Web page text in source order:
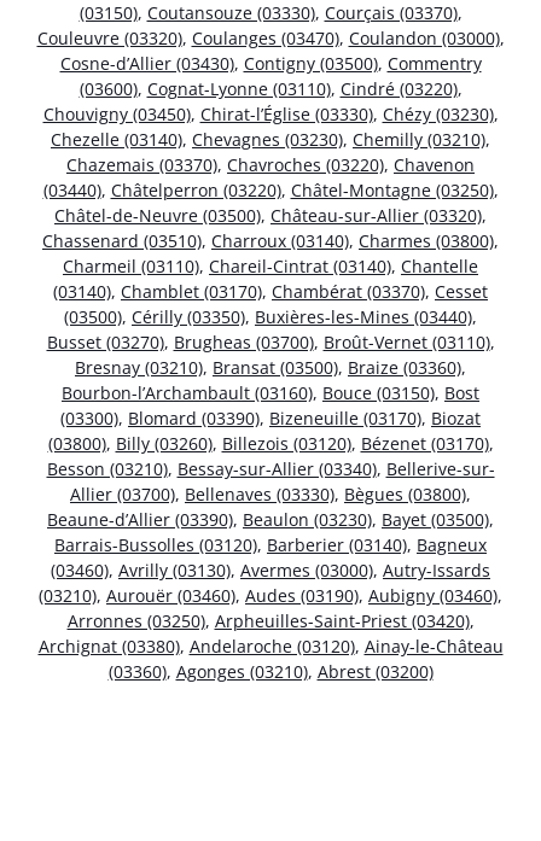
(03150), Coutansouze (03330), Courçais (03370),
Couleuvre (03320), Coulanges (03470), Coulandon (03000),
Cosne-d’Allier (03430), Contigny (03500), Commentry
(03600), Cognat-Lyonne (03110), Cindré (03220),
Chouvigny (03450), Chirat-l’Église (03330), Chézy (03230),
Chezelle (03140), Chevagnes (03230), Chemilly (03210),
Chazemais (03370), Chavroches (03220), Chavenon
(03440), Châtelperron (03220), Châtel-Montagne (03250),
Châtel-de-Neuvre (03500), Château-sur-Allier (03320),
Chassenard (03510), Charroux (03140), Charmes (03800),
Charmeil (03110), Chareil-Cintrat (03140), Chantelle
(03140), Chamblet (03170), Chambérat (03370), Cesset
(03500), Cérilly (03350), Buxières-les-Mines (03440),
Busset (03270), Brugheas (03700), Broût-Vernet (03110),
Bresnay (03210), Bransat (03500), Braize (03360),
Bourbon-l’Archambault (03160), Bouce (03150), Bost
(03300), Blomard (03390), Bizeneuille (03170), Biozat
(03800), Billy (03260), Billezois (03120), Bézenet (03170),
Besson (03210), Bessay-sur-Allier (03340), Bellerive-sur-
Allier (03700), Bellenaves (03330), Bègues (03800),
Beaune-d’Allier (03390), Beaulon (03230), Bayet (03500),
Barrais-Bussolles (03120), Barberier (03140), Bagneux
(03460), Avrilly (03130), Avermes (03000), Autry-Issards
(03210), Aurouër (03460), Audes (03190), Aubigny (03460),
Arronnes (03250), Arpheuilles-Saint-Priest (03420),
Archignat (03380), Andelaroche (03120), Ainay-le-Château
(03360), Agonges (03210), Abrest (03200)